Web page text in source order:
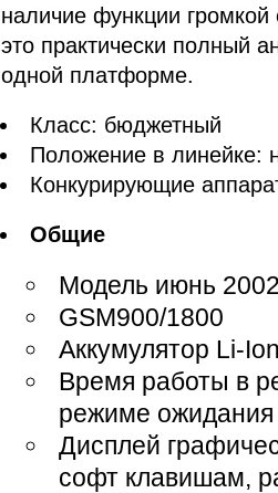
наличие функции
это практически полный
одной платформе.
Класс: бюджетный
Положение в линейке:
Конкурирующие
Общие
Модель июнь
GSM900/1800
Аккумулятор Li-
Время работы в
режиме ожидания
Дисплей
софт клавишам,